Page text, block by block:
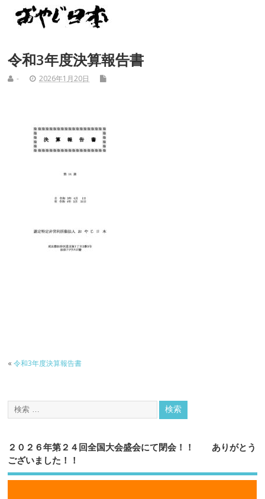
令和3年度決算報告書
- 2026年1月20日
«令和3年度決算報告書
２０２６年第２４回全国大会盛会にて閉会！！ ありがとう
ございました！！